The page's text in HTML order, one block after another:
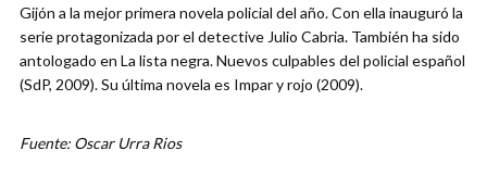
Gijón a la mejor primera novela policial del año. Con ella inauguró la
serie protagonizada por el detective Julio Cabria. También ha sido
antologado en La lista negra. Nuevos culpables del policial español
(SdP, 2009). Su última novela es Impar y rojo (2009).
Fuente: Oscar Urra Rios